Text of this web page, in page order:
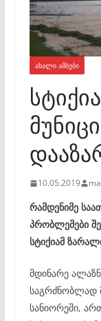
ᲐᲮᲐᲚᲘ ᲐᲛᲑᲔᲑᲘ
10.05.2019
რამდენიმე
პრობლემები
სტიქიამ
მდინარე
საგრძნობლად
სანიორეში,